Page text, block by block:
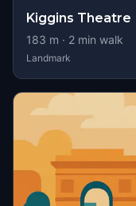
Kiggins Theatre
183 m · 2 min walk
Landmark